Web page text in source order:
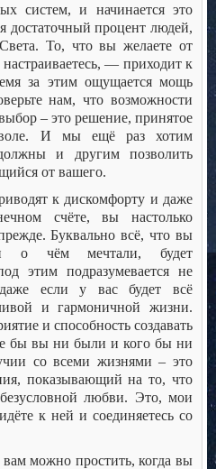
систем, и начинается это
достаточный процент людей,
То, что вы желаете от
— приходит к
за этим ощущается мощь
нам, что возможности
– это решение, принятое
И мы ещё раз хотим
и другим позволить
от вашего.
к дискомфорту и даже
счёте, вы настолько
Буквально всё, что вы
о чём мечтали, будет
этим подразумевается не
даже если у вас будет всё
и гармоничной жизни.
и способность создавать
бы вы ни были и кого бы ни
со всеми жизнями – это
показывающий на то, что
любви. Это, мои
к ней и соединяетесь со
можно простить, когда вы